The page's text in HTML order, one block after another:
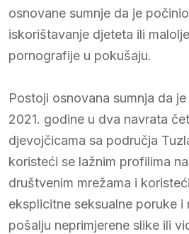
osnovane sumnje da je
iskorištavanje djeteta ili
pornografije u pokušaju.
Postoji osnovana sumnja da
2021. godine u dva navrata
djevojčicama sa područja
koristeći se lažnim profilima
društvenim mrežama i
eksplicitne seksualne poruke i
pošalju neprimjerene slike ili